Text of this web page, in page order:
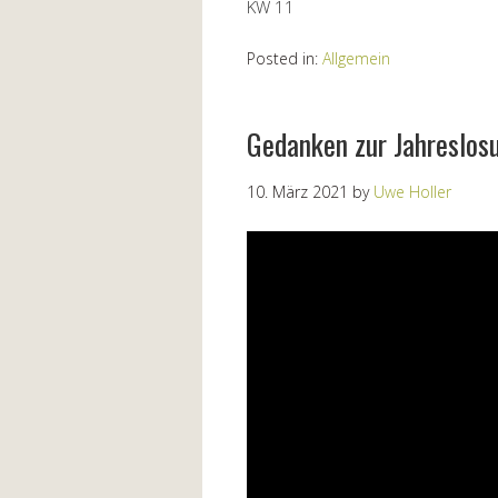
KW 11
Posted in: Allgemein
Gedanken zur
10. März 2021 by Uwe Holler